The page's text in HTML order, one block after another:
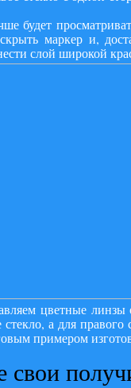
будет
маркер и,
слой широкой
цветные
а для
примером
свои